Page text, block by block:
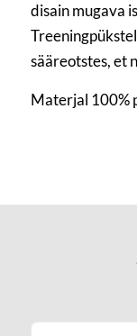
disain mugava
sääreotstes, et
Materjal 100%